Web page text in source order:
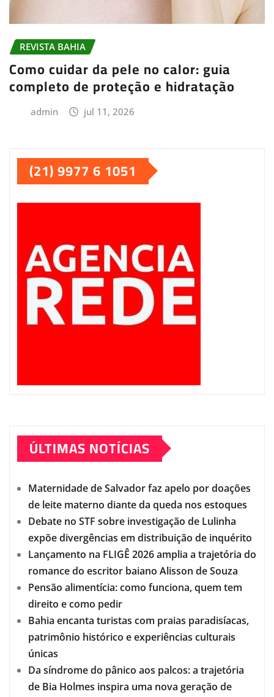
REVISTA BAHIA
Como cuidar da pele no calor: guia
completo de proteção e hidratação
admin jul 11, 2026
(21) 9977 6 1051
ÚLTIMAS NOTÍCIAS
Maternidade de Salvador faz apelo por doações
de leite materno diante da queda nos estoques
Debate no STF sobre investigação de Lulinha
expõe divergências em distribuição de inquérito
Lançamento na FLIGÊ 2026 amplia a trajetória do
romance do escritor baiano Alisson de Souza
Pensão alimentícia: como funciona, quem tem
direito e como pedir
Bahia encanta turistas com praias paradisíacas,
patrimônio histórico e experiências culturais
únicas
Da síndrome do pânico aos palcos: a trajetória
de Bia Holmes inspira uma nova geração de